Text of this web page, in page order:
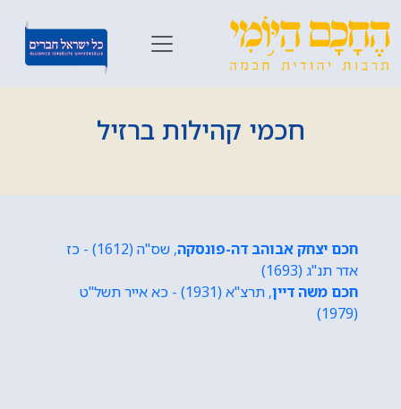
חכמי קהילות ברזיל
חכם יצחק אבוהב דה-פונסקה
, שס"ה (1612) - כז
אדר תנ"ג (1693)
חכם משה דיין
, תרצ"א (1931) - כא אייר תשל"ט
(1979)